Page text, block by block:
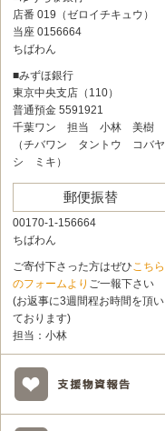
店番 019（ゼロイチキュウ）
当座 0156664
ちばわん
■みずほ銀行
東京中央支店（110）
普通預金 5591921
千葉ワン 担当 小林 美樹
（チバワン タントウ コバヤ
シ ミキ）
郵便振替
00170-1-156664
ちばわん
ご寄付下さった方はぜひこちら
のフォームより ご一報下さい
(お返事に3週間程お時間を頂い
ております)
担当：小林